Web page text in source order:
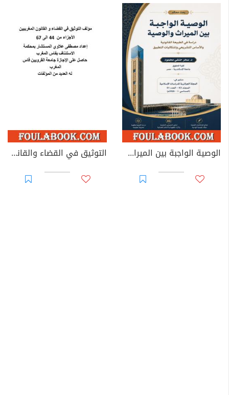
الوصية الواجبة بين الميراث والوصية: دراسة في الطبيعة القانونية والأساس التشريعي وإشكاليات التطبيق التوثيق في القضاء والقانون المغربيين - الأجزاء من 44 إلى 67